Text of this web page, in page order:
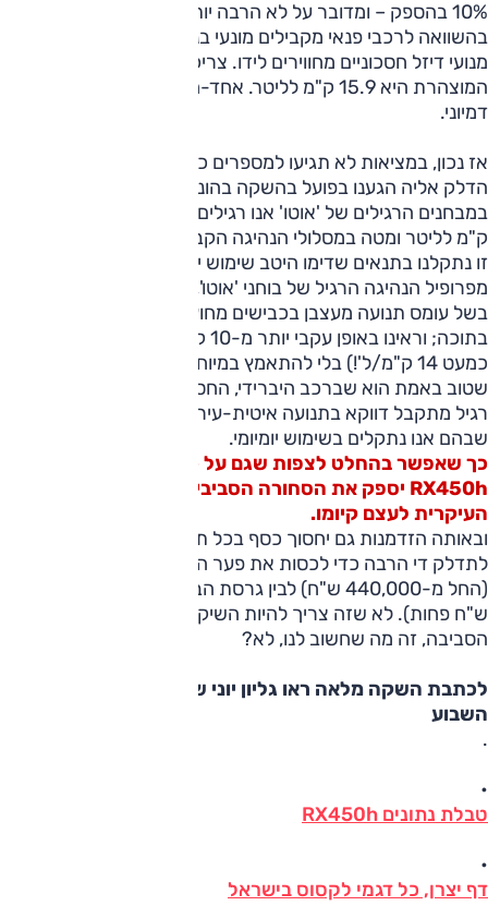
בהשוואה לרכבי פנאי מקבילים מונעי בנזין. בעצם, גם אלו בעלי
מנועי דיזל חסכוניים מחווירים לידו. צריכת הדלק הממוצעת
המוצהרת היא 15.9 ק"מ לליטר. אחד-חמש-נקודה-תשע. פשוט
דמיוני.
אז נכון, במציאות לא תגיעו למספרים כאלו, אבל גם כך צריכת
הדלק אליה הגענו בפועל בהשקה בהונגריה היתה הזויה במקצת.
ק"מ לליטר ומטה במסלולי הנהיגה הקבועים שלנו. אבל בהשקה
זו נתקלנו בתנאים שדימו היטב שימוש יומיומי שגרתי (להבדיל
מפרופיל הנהיגה הרגיל של בוחני 'אוטו', שאינו שגרתי כלל וכלל),
בשל עומס תנועה מעצבן בכבישים מחוץ לבודפשט והפקקים
בתוכה; וראינו באופן עקבי יותר מ-10 ק"מ לליטר (אפילו עד
כמעט 14 ק"מ/ל'!) בלי להתאמץ במיוחד להיות חסכוניים. מה
שטוב באמת הוא שברכב היברידי, החסכון העיקרי לעומת רכב
רגיל מתקבל דווקא בתנועה איטית-עירונית – בדיוק התנאים
שבהם אנו נתקלים בשימוש יומיומי.
כך שאפשר בהחלט לצפות שגם על כבישי ישראל ה-
RX450h יספק את הסחורה הסביביתית שהיא הסיבה
העיקרית לעצם קיומו.
ובאותה הזדמנות גם יחסוך כסף בכל תדלוק... אם כי צריך יהיה
ש"ח פחות). לא שזה צריך להיות השיקול המרכזי. איכות
הסביבה, זה מה שחשוב לנו, לא?
לכתבת השקה מלאה ראו גליון יוני של 'אוטו' היוצא לדוכנים
השבוע
.
•
טבלת נתונים RX450h
•
דף יצרן, כל דגמי לקסוס בישראל